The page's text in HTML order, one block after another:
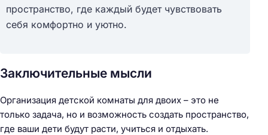
пространство, где каждый будет чувствовать
себя комфортно и уютно.
Заключительные мысли
Организация детской комнаты для двоих – это не
только задача, но и возможность создать пространство,
где ваши дети будут расти, учиться и отдыхать.